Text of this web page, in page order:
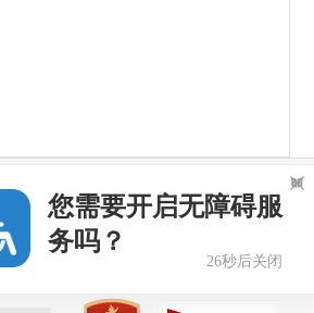
区政府 您需要开启无障碍服
务吗？
26秒后关闭
